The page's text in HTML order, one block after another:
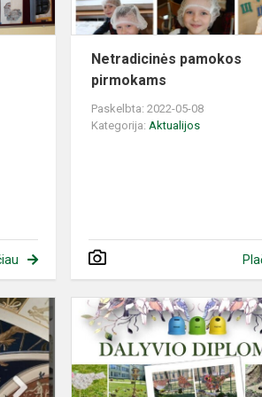
Netradicinės pamokos
pirmokams
Paskelbta: 2022-05-08
Kategorija:Aktualijos
Baigėsi
projektas
,,Vilniaus
mozaika“